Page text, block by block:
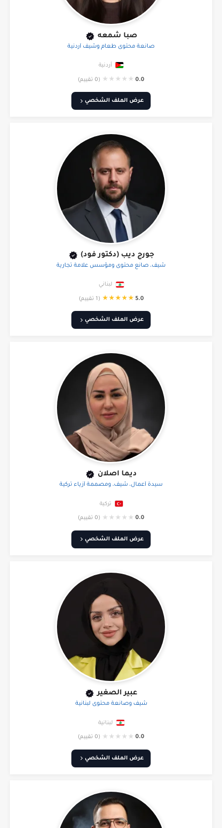
صبا شمعه
صانعة محتوى طعام وشيف أردنية
أردنية
0.0
★
★
★
★
★ (0 تقييم)
عرض الملف الشخصي
جورج ديب (دكتور فود)
شيف، صانع محتوى ومؤسس علامة تجارية
لبناني
5.0
★
★
★
★
★ (1 تقييم)
عرض الملف الشخصي
ديما اصلان
سيدة أعمال، شيف، ومصممة أزياء تركية
تركية
0.0
★
★
★
★
★ (0 تقييم)
عرض الملف الشخصي
عبير الصغير
شيف وصانعة محتوى لبنانية
لبنانية
0.0
★
★
★
★
★ (0 تقييم)
عرض الملف الشخصي